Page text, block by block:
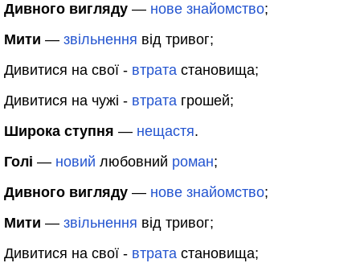
Дивного вигляду — нове знайомство;
Мити — звільнення від тривог;
Дивитися на свої - втрата становища;
Дивитися на чужі - втрата грошей;
Широка ступня — нещастя.
Голі — новий любовний роман;
Дивного вигляду — нове знайомство;
Мити — звільнення від тривог;
Дивитися на свої - втрата становища;